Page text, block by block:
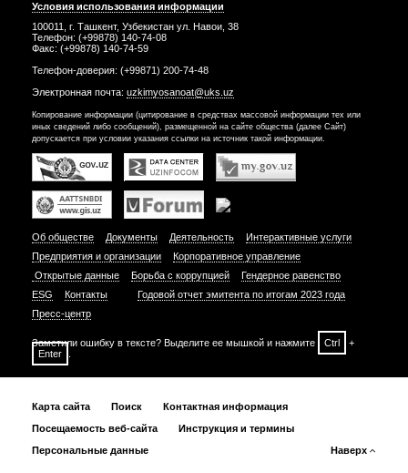
Условия использования информации
100011, г. Ташкент, Узбекистан ул. Навои, 38
Телефон: (+99878) 140-74-08
Факс: (+99878) 140-74-59
Телефон-доверия: (+99871) 200-74-48
Электронная почта: uzkimyosanoat@uks.uz
Копирование информации (цитирование в средствах массовой информации тех или
иных сведений либо сообщений), размещенной на сайте общества (далее Сайт)
допускается при условии указания ссылки на источник такой информации.
Об обществе Документы Деятельность
Интерактивные услуги
Предприятия и организации
Корпоративное управление
Открытые данные
Борьба с коррупцией
Гендерное равенство
ESG
Контакты
Годовой отчет эмитента по итогам 2023 года
Пресс-центр
Заметили ошибку в тексте? Выделите ее мышкой и нажмите Ctrl
+
Enter
Карта сайта Поиск
Контактная информация
Посещаемость веб-сайта
Инструкция и термины
Персональные данные
Наверх